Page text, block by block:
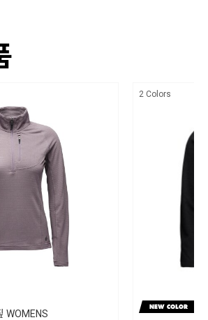
클 생분해 폴리에스터 플리스
개
25.5 in
입자를 함께 표기
)블랙다이아몬드 코리아
항
림질은 하시면 안되고, 표백제 강력(효소) 세제 및 섬
WOMENS
2 Colors